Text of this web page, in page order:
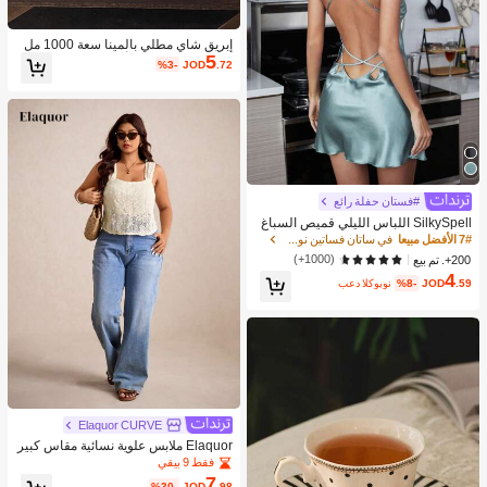
#فستان حفلة رائع
SilkySpell اللباس الليلي قميص السباغ
يتي بزخرفة دانتيل رموش بظهر مفتوح مت
قاطع من الساتان
7# الأفضل مبيعا
في ساتان فساتين نوم نسائية
200+. تم بيع
(1000+)
JOD4.59
%8- بعد الكوبون
إبريق شاي مطلي بالمينا سعة 1000 مل
مع م거름기, متوفر أيضًا: وعاء مطلي بالم
ينا، إبريق مطلي بالمينا بطراز نوردي رجع
ة زيت/خل/ماء غير قابلة للكسر، إكسسوا
رات ديكور منزلي أنيقة. اليوم الوطني ال
JOD5.72
%3-
Elaquor CURVE
Elaquor ملابس علوية نسائية مقاس كبير
للعطلات كاجوال بلون موحد ونسيج بارز
فقط 9 بيقي